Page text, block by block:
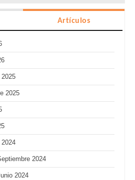
Artículos
2025
2024
2024